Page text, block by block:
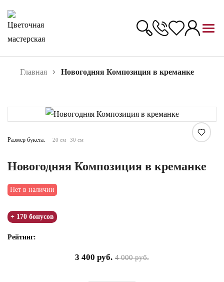
Главная Новогодняя Композиция в креманке
Увеличить
Размер букета: 20 см 30 см
Новогодняя Композиция в креманке
Нет в наличии
+ 170 бонусов
Рейтинг:
4 000руб.
3 400 руб.